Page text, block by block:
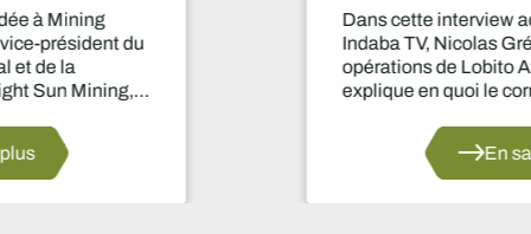
Dans cette interview accordée à Mining
Indaba TV, Nicolas Grégoire, directeur des
opérations de Lobito Atlantic Railway,
explique en quoi le corridor de Lobito est